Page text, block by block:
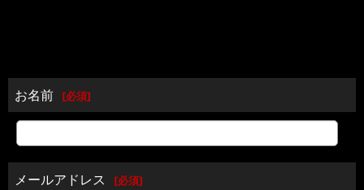
お名前 [必須]
メールアドレス [必須]